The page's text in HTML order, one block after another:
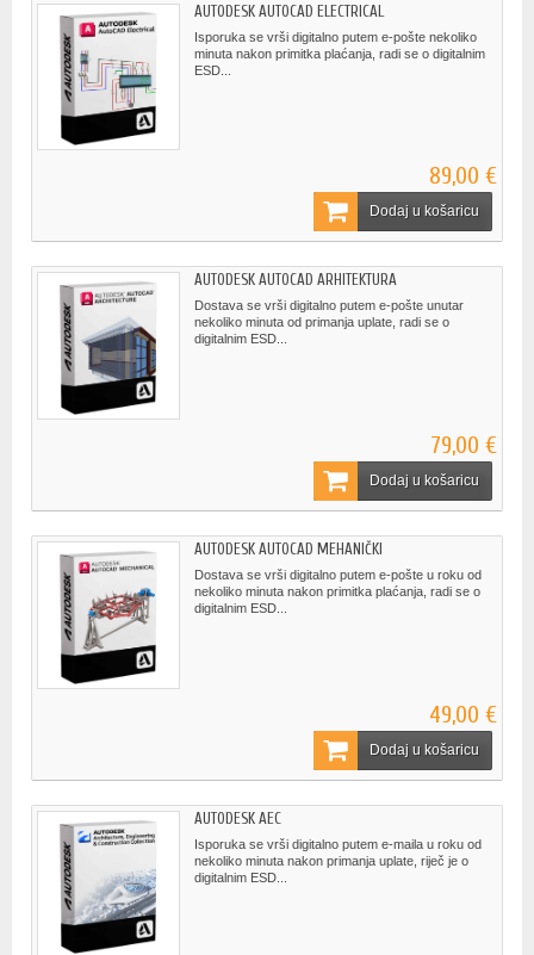
AUTODESK AUTOCAD ELECTRICAL
Isporuka se vrši digitalno putem e-pošte nekoliko
minuta nakon primitka plaćanja, radi se o digitalnim
ESD...
89,00 €
Dodaj u košaricu
AUTODESK AUTOCAD ARHITEKTURA
Dostava se vrši digitalno putem e-pošte unutar
nekoliko minuta od primanja uplate, radi se o
digitalnim ESD...
79,00 €
Dodaj u košaricu
AUTODESK AUTOCAD MEHANIČKI
Dostava se vrši digitalno putem e-pošte u roku od
nekoliko minuta nakon primitka plaćanja, radi se o
digitalnim ESD...
49,00 €
Dodaj u košaricu
AUTODESK AEC
Isporuka se vrši digitalno putem e-maila u roku od
nekoliko minuta nakon primanja uplate, riječ je o
digitalnim ESD...